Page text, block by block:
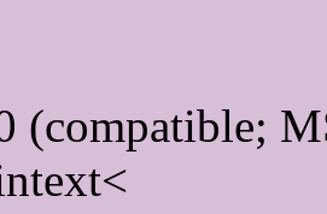
(compatible;